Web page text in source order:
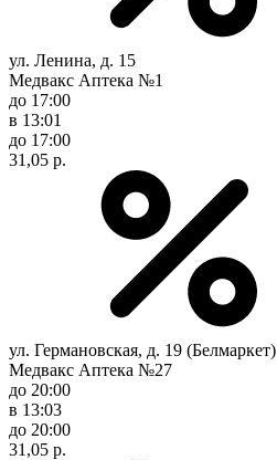
ул. Ленина, д. 15
Медвакс Аптека №1
до 17:00
в 13:01
до 17:00
31,05 р.
ул. Германовская, д. 19 (Белмаркет)
Медвакс Аптека №27
до 20:00
в 13:03
до 20:00
31,05 р.